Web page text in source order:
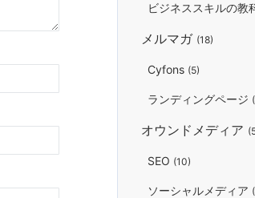
ビジネススキルの教
メルマガ (18)
Cyfons (5)
ランディングページ
オウンドメディア
SEO (10)
ソーシャルメディア